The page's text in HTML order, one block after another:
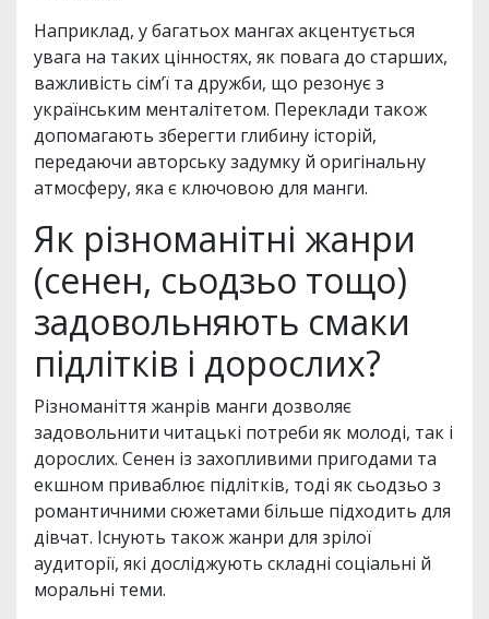
Наприклад, у багатьох мангах акцентується
увага на таких цінностях, як повага до старших,
важливість сім’ї та дружби, що резонує з
українським менталітетом. Переклади також
допомагають зберегти глибину історій,
передаючи авторську задумку й оригінальну
атмосферу, яка є ключовою для манги.
Як різноманітні жанри
(сенен, сьодзьо тощо)
задовольняють смаки
підлітків і дорослих?
Різноманіття жанрів манги дозволяє
задовольнити читацькі потреби як молоді, так і
дорослих. Сенен із захопливими пригодами та
екшном приваблює підлітків, тоді як сьодзьо з
романтичними сюжетами більше підходить для
дівчат. Існують також жанри для зрілої
аудиторії, які досліджують складні соціальні й
моральні теми.